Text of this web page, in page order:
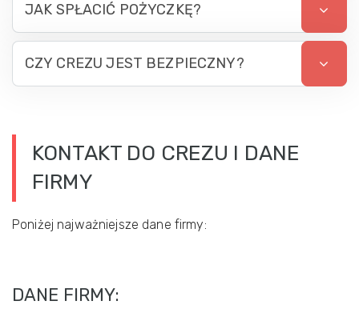
JAK SPŁACIĆ POŻYCZKĘ?
CZY CREZU JEST BEZPIECZNY?
KONTAKT DO CREZU I DANE
FIRMY
Poniżej najważniejsze dane firmy:
DANE FIRMY: